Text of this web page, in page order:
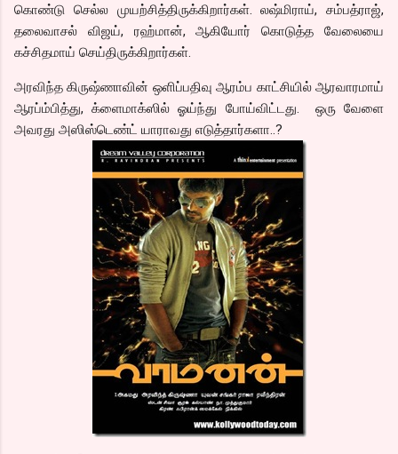
கொண்டு செல்ல முயற்சித்திருக்கிறார்கள். லஷ்மிராய், சம்பத்ராஜ்,
தலைவாசல் விஜய், ரஹ்மான், ஆகியோர் கொடுத்த வேலையை
கச்சிதமாய் செய்திருக்கிறார்கள்.
அரவிந்த கிருஷ்ணாவின் ஒளிப்பதிவு ஆரம்ப காட்சியில் ஆரவாரமாய்
ஆரப்ம்பித்து, க்ளைமாக்ஸில் ஓய்ந்து போய்விட்டது. ஒரு வேளை
அவரது அஸிஸ்டெண்ட் யாராவது எடுத்தார்களா..?